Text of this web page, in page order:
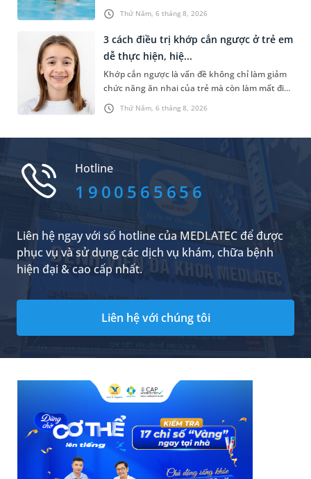
Thứ Năm, 6 tháng 8, 2026
những trường hợp thường xuyên bơi ở những
hồ bơi nhân tạo. Bài viết dưới đây sẽ giúp bạn
hiểu rõ hơn về biểu hiện dị ứng với clo có trong
nước hồ bơi và một số cách xử trí hiệu quả để
bảo vệ làn da của bạn.
Thứ Năm, 6 tháng 8, 2026
3 cách điều trị khớp cắn ngược ở trẻ em
dễ thực hiện, hiệ...
Khớp cắn ngược là vấn đề không chỉ làm giảm
chức năng ăn nhai của trẻ mà còn làm mất đi
sự cân đối của khuôn mặt. Do đó, cần khắc
phục sớm tình trạng này để bảo vệ sức khỏe
đây là 3 cách điều trị khớp cắn ngược ở trẻ em
huynh có thể tham khảo.
Hotline
1900565656
Liên hệ ngay với số hotline của MEDLATEC để được
phục vụ và sử dụng các dịch vụ khám, chữa bệnh
hiện đại & cao cấp nhất.
Liên hệ với chúng tôi